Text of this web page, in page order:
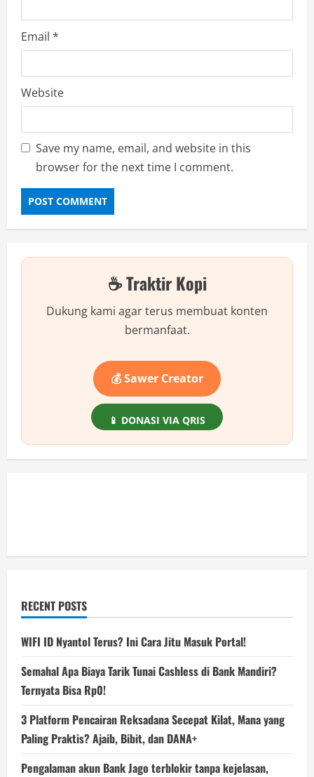
Email *
Website
Save my name, email, and website in this
browser for the next time I comment.
☕ Traktir Kopi
Dukung kami agar terus membuat konten
bermanfaat.
💰 Sawer Creator
📱 DONASI VIA QRIS
RECENT POSTS
WIFI ID Nyantol Terus? Ini Cara Jitu Masuk Portal!
Semahal Apa Biaya Tarik Tunai Cashless di Bank Mandiri?
Ternyata Bisa Rp0!
3 Platform Pencairan Reksadana Secepat Kilat, Mana yang
Paling Praktis? Ajaib, Bibit, dan DANA+
Pengalaman akun Bank Jago terblokir tanpa kejelasan,